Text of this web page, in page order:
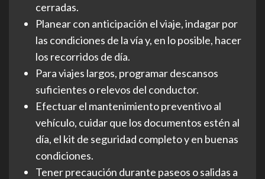
cerradas.
Planear con anticipación el viaje, indagar por
las condiciones de la vía y, en lo posible, hacer
los recorridos de día.
Para viajes largos, programar descansos
suficientes o relevos del conductor.
Efectuar el mantenimiento preventivo al
vehículo, cuidar que los documentos estén al
día, el kit de seguridad completo y en buenas
condiciones.
Tener precaución durante paseos o salidas a